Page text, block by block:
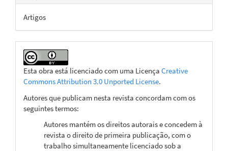
Artigos
Esta obra está licenciado com uma Licença Creative
Commons Attribution 3.0 Unported License.
Autores que publicam nesta revista concordam com os
seguintes termos:
Autores mantém os direitos autorais e concedem à
revista o direito de primeira publicação, com o
trabalho simultaneamente licenciado sob a